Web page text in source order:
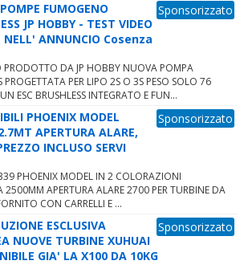
Sponsorizzato
FUMOGENO
JP HOBBY - TEST VIDEO
NELL' ANNUNCIO Cosenza
PRODOTTO DA JP HOBBY NUOVA POMPA
PROGETTATA PER LIPO 2S O 3S PESO SOLO 76
ESC BRUSHLESS INTEGRATO E FUN...
Sponsorizzato
PHOENIX MODEL
APERTURA ALARE,
INCLUSO SERVI
PHOENIX MODEL IN 2 COLORAZIONI
2500MM APERTURA ALARE 2700 PER TURBINE DA
CON CARRELLI E ...
Sponsorizzato
ESCLUSIVA
NUOVE TURBINE XUHUAI
GIA' LA X100 DA 10KG